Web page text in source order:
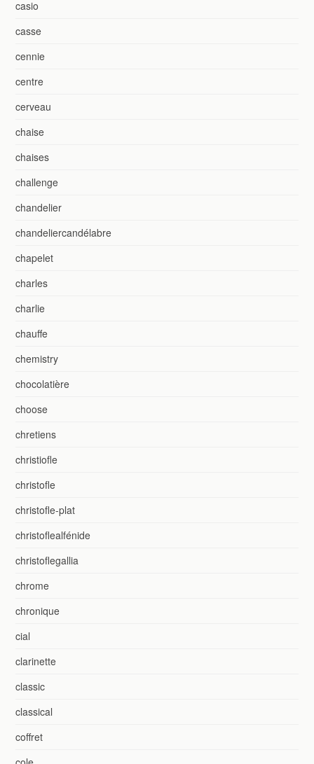
casio
casse
cennie
centre
cerveau
chaise
chaises
challenge
chandelier
chandeliercandélabre
chapelet
charles
charlie
chauffe
chemistry
chocolatière
choose
chretiens
christiofle
christofle
christofle-plat
christoflealfénide
christoflegallia
chrome
chronique
cial
clarinette
classic
classical
coffret